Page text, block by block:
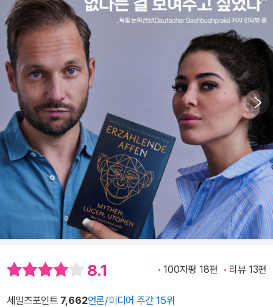
8.1 100자평 18편 리뷰 13편
세일즈포인트 7,662언론/미디어 주간 15위